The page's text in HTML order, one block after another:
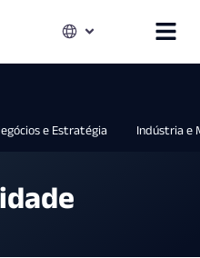
e Estratégia Indústria e